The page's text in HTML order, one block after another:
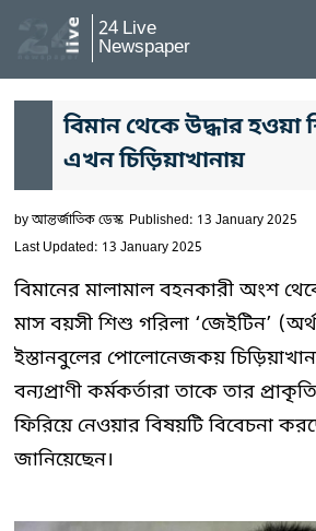
24 Live
Newspaper
বিমান থেকে উদ্ধার হওয়া
এখন চিড়িয়াখানায়
byআন্তর্জাতিক ডেস্ক Published: 13 January 2025
Last Updated: 13 January 2025
বিমানের মালামাল বহনকারী অংশ
মাস বয়সী শিশু গরিলা ‘জেইটিন’
ইস্তানবুলের পোলোনেজকয়
বন্যপ্রাণী কর্মকর্তারা তাকে তার
ফিরিয়ে নেওয়ার বিষয়টি বিবেচনা
জানিয়েছেন।